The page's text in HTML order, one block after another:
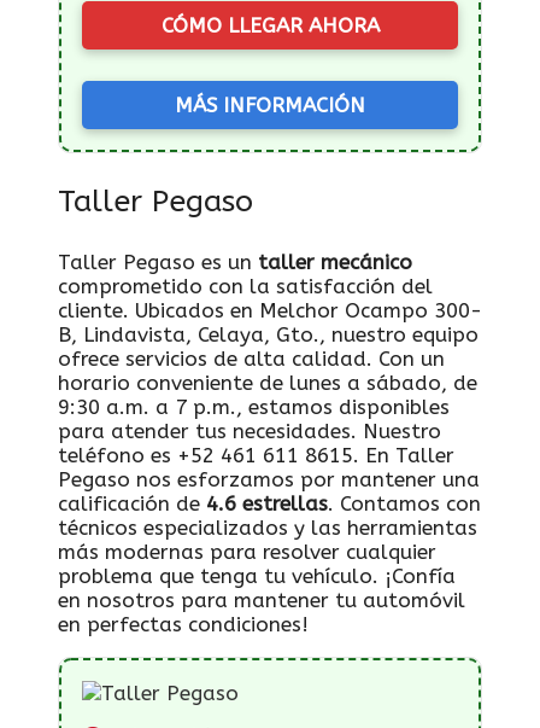
CÓMO LLEGAR AHORA
MÁS INFORMACIÓN
Taller Pegaso
Taller Pegaso es un taller mecánico
comprometido con la satisfacción del
cliente. Ubicados en Melchor Ocampo 300-
B, Lindavista, Celaya, Gto., nuestro equipo
ofrece servicios de alta calidad. Con un
horario conveniente de lunes a sábado, de
9:30 a.m. a 7 p.m., estamos disponibles
para atender tus necesidades. Nuestro
teléfono es +52 461 611 8615. En Taller
Pegaso nos esforzamos por mantener una
calificación de 4.6 estrellas. Contamos con
técnicos especializados y las herramientas
más modernas para resolver cualquier
problema que tenga tu vehículo. ¡Confía
en nosotros para mantener tu automóvil
en perfectas condiciones!